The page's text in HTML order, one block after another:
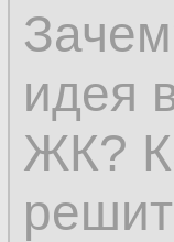
идея
ЖК?